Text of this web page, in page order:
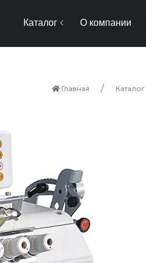
Каталог О компании
Главная Каталог